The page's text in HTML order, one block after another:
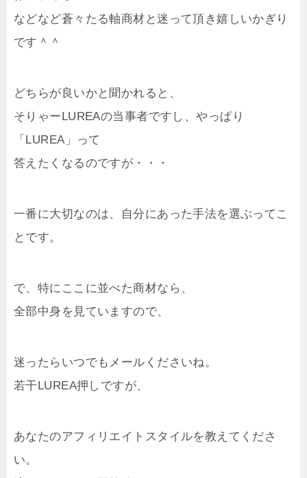
などなど蒼々たる軸商材と迷って頂き嬉しいかぎり
です＾＾
どちらが良いかと聞かれると、
そりゃーLUREAの当事者ですし、やっぱり
「LUREA」って
答えたくなるのですが・・・
一番に大切なのは、自分にあった手法を選ぶってこ
とです。
で、特にここに並べた商材なら、
全部中身を見ていますので、
迷ったらいつでもメールくださいね。
若干LUREA押しですが、
あなたのアフィリエイトスタイルを教えてくださ
い。